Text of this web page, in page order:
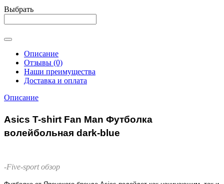
Выбрать
Описание
Отзывы (0)
Наши преимущества
Доставка и оплата
Описание
Asics T-shirt Fan Man Футболка
волейбольная dark-blue
-Five-sport обзор